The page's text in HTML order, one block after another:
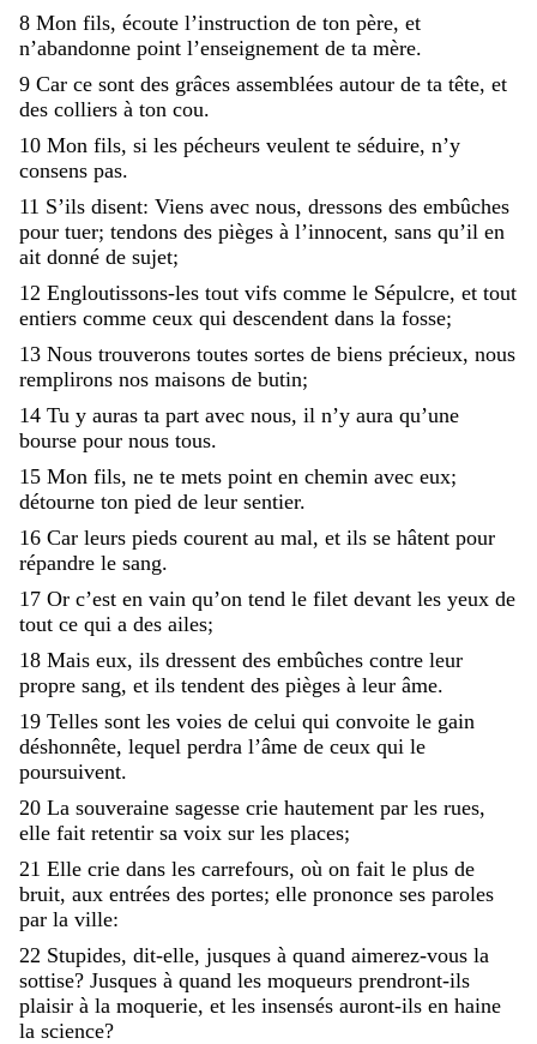
8 Mon fils, écoute l’instruction de ton père, et
n’abandonne point l’enseignement de ta mère.
9 Car ce sont des grâces assemblées autour de ta tête, et
des colliers à ton cou.
10 Mon fils, si les pécheurs veulent te séduire, n’y
consens pas.
11 S’ils disent: Viens avec nous, dressons des embûches
pour tuer; tendons des pièges à l’innocent, sans qu’il en
ait donné de sujet;
12 Engloutissons-les tout vifs comme le Sépulcre, et tout
entiers comme ceux qui descendent dans la fosse;
13 Nous trouverons toutes sortes de biens précieux, nous
remplirons nos maisons de butin;
14 Tu y auras ta part avec nous, il n’y aura qu’une
bourse pour nous tous.
15 Mon fils, ne te mets point en chemin avec eux;
détourne ton pied de leur sentier.
16 Car leurs pieds courent au mal, et ils se hâtent pour
répandre le sang.
17 Or c’est en vain qu’on tend le filet devant les yeux de
tout ce qui a des ailes;
18 Mais eux, ils dressent des embûches contre leur
propre sang, et ils tendent des pièges à leur âme.
19 Telles sont les voies de celui qui convoite le gain
déshonnête, lequel perdra l’âme de ceux qui le
poursuivent.
20 La souveraine sagesse crie hautement par les rues,
elle fait retentir sa voix sur les places;
21 Elle crie dans les carrefours, où on fait le plus de
bruit, aux entrées des portes; elle prononce ses paroles
par la ville:
22 Stupides, dit-elle, jusques à quand aimerez-vous la
sottise? Jusques à quand les moqueurs prendront-ils
plaisir à la moquerie, et les insensés auront-ils en haine
la science?